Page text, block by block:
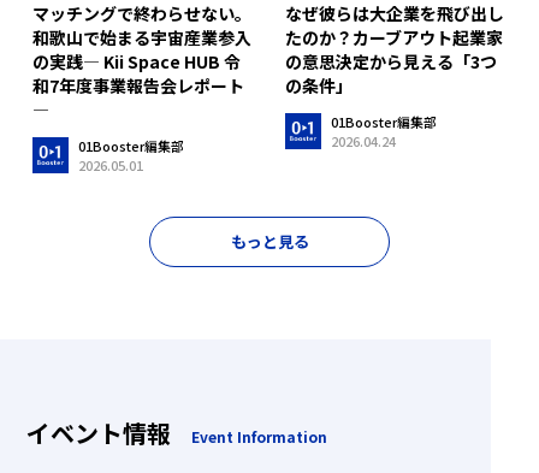
マッチングで終わらせない。
和歌山で始まる宇宙産業参入
の実践― Kii Space HUB 令
和7年度事業報告会レポート
―
01Booster編集部
2026.05.01
なぜ彼らは大企業を飛び出し
たのか？カーブアウト起業家
の意思決定から見える「3つ
の条件」
01Booster編集部
2026.04.24
もっと見る
イベント情報 Event Information